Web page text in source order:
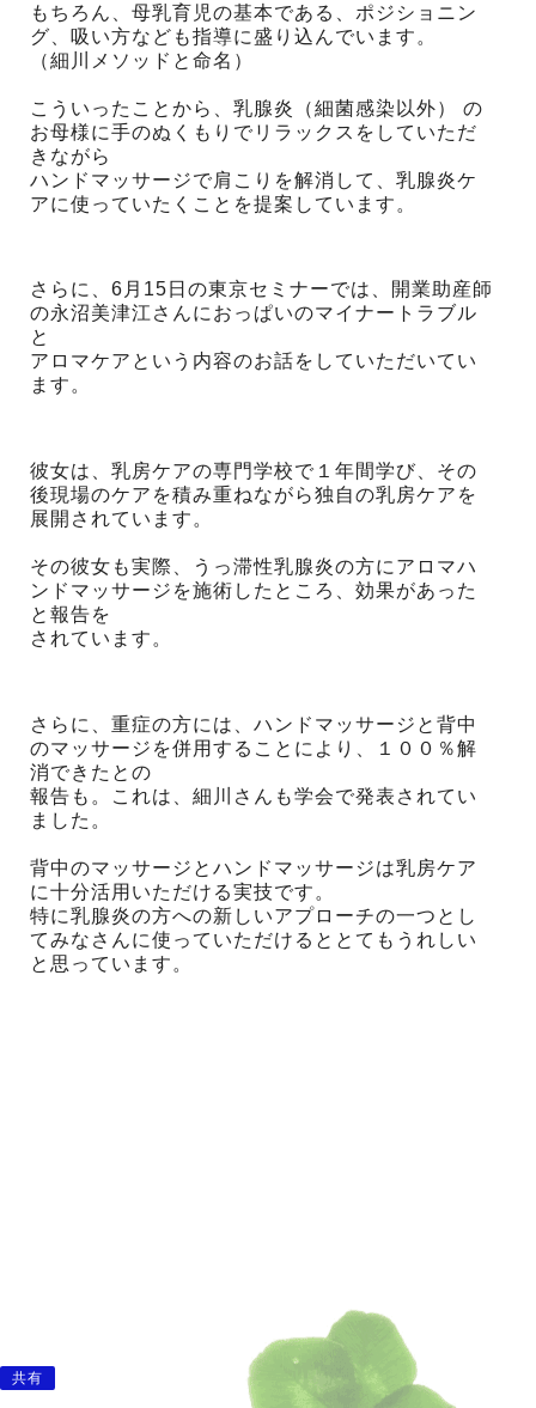
もちろん、母乳育児の基本である、ポジショニン
グ、吸い方なども指導に盛り込んでいます。
（細川メソッドと命名）
こういったことから、乳腺炎（細菌感染以外） の
お母様に手のぬくもりでリラックスをしていただ
きながら
ハンドマッサージで肩こりを解消して、乳腺炎ケ
アに使っていたくことを提案しています。
さらに、6月15日の東京セミナーでは、開業助産師
の永沼美津江さんにおっぱいのマイナートラブル
と
アロマケアという内容のお話をしていただいてい
ます。
彼女は、乳房ケアの専門学校で１年間学び、その
後現場のケアを積み重ねながら独自の乳房ケアを
展開されています。
その彼女も実際、うっ滞性乳腺炎の方にアロマハ
ンドマッサージを施術したところ、効果があった
と報告を
されています。
さらに、重症の方には、ハンドマッサージと背中
のマッサージを併用することにより、１００％解
消できたとの
報告も。これは、細川さんも学会で発表されてい
ました。
背中のマッサージとハンドマッサージは乳房ケア
に十分活用いただける実技です。
特に乳腺炎の方への新しいアプローチの一つとし
てみなさんに使っていただけるととてもうれしい
と思っています。
共有